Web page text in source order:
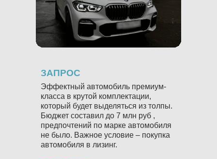
ЗАПРОС
Эффектный автомобиль премиум-
класса в крутой комплектации,
который будет выделяться из толпы.
Бюджет составил до 7 млн руб ,
предпочтений по марке автомобиля
не было. Важное условие – покупка
автомобиля в лизинг.